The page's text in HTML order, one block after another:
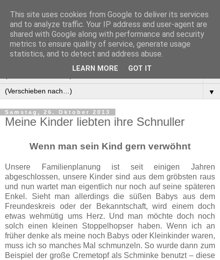
Manus Testwelt, alles
außer langweilig
▼
Samstag, 26. Oktober 2013
Meine Kinder liebten ihre Schnuller
Wenn man sein Kind gern verwöhnt
Unsere Familienplanung ist seit einigen Jahren
abgeschlossen, unsere Kinder sind aus dem gröbsten raus
und nun wartet man eigentlich nur noch auf seine späteren
Enkel. Sieht man allerdings die süßen Babys aus dem
Freundeskreis oder der Bekanntschaft, wird einem doch
etwas wehmütig ums Herz. Und man möchte doch noch
solch einen kleinen Stoppelhopser haben. Wenn ich an
früher denke als meine noch Babys oder Kleinkinder waren,
muss ich so manches Mal schmunzeln. So wurde dann zum
Beispiel der große Cremetopf als Schminke benutzt – diese
This site uses cookies from Google to deliver its services
and to analyze traffic. Your IP address and user-agent are
shared with Google along with performance and security
metrics to ensure quality of service, generate usage
statistics, and to detect and address abuse.
LEARN MORE GOT IT